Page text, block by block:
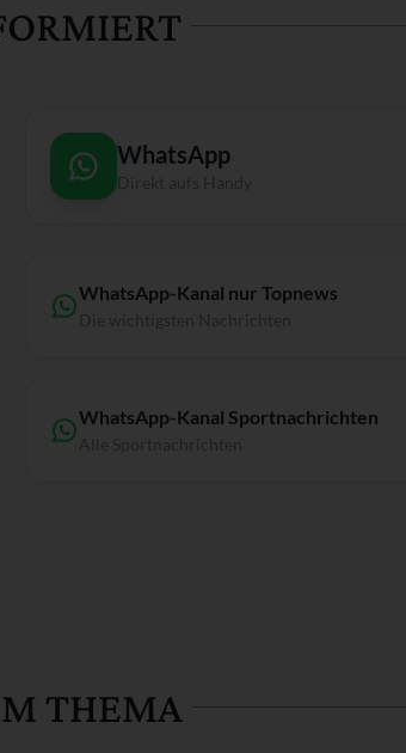
WhatsApp
Direkt aufs Handy
WhatsApp-Kanal nur Topnews
WhatsApp-Kanal Sportnachrichten
THEMA